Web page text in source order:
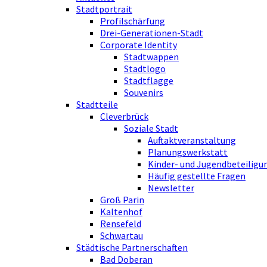
Stadtportrait
Profilschärfung
Drei-Generationen-Stadt
Corporate Identity
Stadtwappen
Stadtlogo
Stadtflagge
Souvenirs
Stadtteile
Cleverbrück
Soziale Stadt
Auftaktveranstaltung
Planungswerkstatt
Kinder- und
Häufig gestellte Fragen
Newsletter
Groß Parin
Kaltenhof
Rensefeld
Schwartau
Städtische Partnerschaften
Bad Doberan